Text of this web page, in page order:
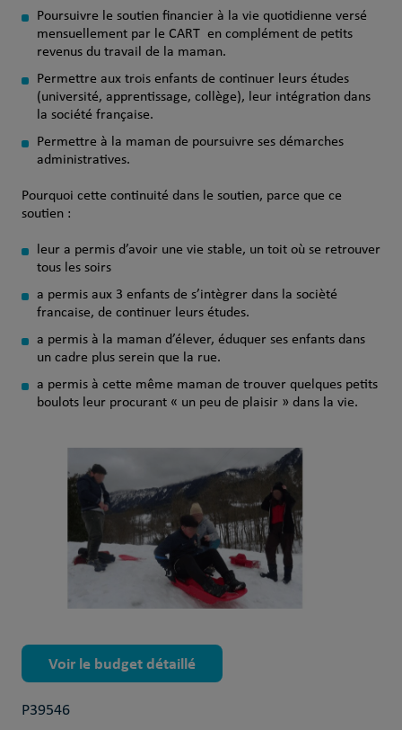
Poursuivre le soutien financier à la vie quotidienne versé
mensuellement par le CART en complément de petits
revenus du travail de la maman.
Permettre aux trois enfants de continuer leurs études
(université, apprentissage, collège), leur intégration dans
la société française.
Permettre à la maman de poursuivre ses démarches
administratives.
Pourquoi cette continuité dans le soutien, parce que ce
soutien :
leur a permis d’avoir une vie stable, un toit où se retrouver
tous les soirs
a permis aux 3 enfants de s’intègrer dans la socièté
francaise, de continuer leurs études.
a permis à la maman d’élever, éduquer ses enfants dans
un cadre plus serein que la rue.
a permis à cette même maman de trouver quelques petits
boulots leur procurant « un peu de plaisir » dans la vie.
Voir le budget détaillé
P39546